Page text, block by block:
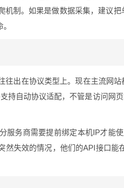
机制。如果是做数据采集，建议
往出在协议类型上。现在主流网站
持自动协议适配，不管是访问网
服务商需要提前绑定本机IP才能
然失效的情况，他们的API接口能